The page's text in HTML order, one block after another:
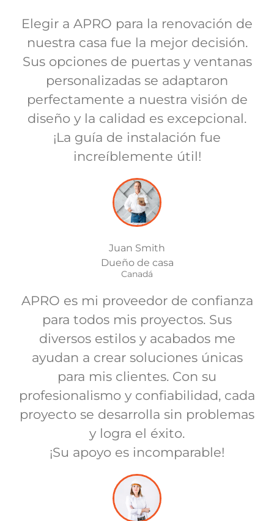
Elegir a APRO para la renovación de
nuestra casa fue la mejor decisión.
Sus opciones de puertas y ventanas
personalizadas se adaptaron
perfectamente a nuestra visión de
diseño y la calidad es excepcional.
¡La guía de instalación fue
increíblemente útil!
Juan Smith
Dueño de casa
Canadá
APRO es mi proveedor de confianza
para todos mis proyectos. Sus
diversos estilos y acabados me
ayudan a crear soluciones únicas
para mis clientes. Con su
profesionalismo y confiabilidad, cada
proyecto se desarrolla sin problemas
y logra el éxito.
¡Su apoyo es incomparable!